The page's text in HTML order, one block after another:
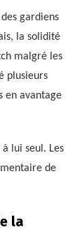
gardiens
la solidité
malgré les
plusieurs
en avantage
lui seul. Les
de
la